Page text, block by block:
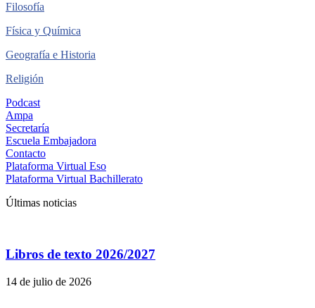
Filosofía
Física y Química
Geografía e Historia
Religión
Podcast
Ampa
Secretaría
Escuela Embajadora
Contacto
Plataforma Virtual Eso
Plataforma Virtual Bachillerato
Últimas noticias
Libros de texto 2026/2027
14 de julio de 2026